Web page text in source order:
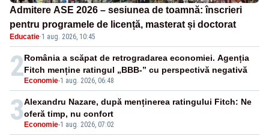
Admitere ASE 2026 – sesiunea de toamnă: înscrieri
pentru programele de licență, masterat și doctorat
Educatie·1 aug. 2026, 10:45
2 Economie-1 aug. 2026, 06:48
România a scăpat de retrogradarea economiei. Agenția
Fitch menține ratingul „BBB-” cu perspectivă negativă
3 Economie-1 aug. 2026, 07:02
Alexandru Nazare, după menținerea ratingului Fitch: Ne
oferă timp, nu confort